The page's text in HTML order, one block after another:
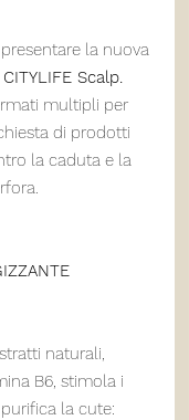
la nuova
CITYLIFE Scalp.
multipli per
di prodotti
la caduta e la
naturali,
B6, stimola i
la cute: